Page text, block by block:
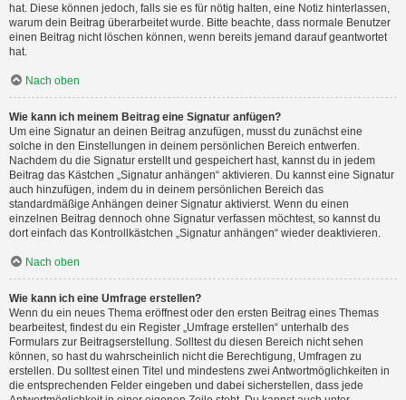
hat. Diese können jedoch, falls sie es für nötig halten, eine Notiz hinterlassen,
warum dein Beitrag überarbeitet wurde. Bitte beachte, dass normale Benutzer
einen Beitrag nicht löschen können, wenn bereits jemand darauf geantwortet
hat.
Nach oben
Wie kann ich meinem Beitrag eine Signatur anfügen?
Um eine Signatur an deinen Beitrag anzufügen, musst du zunächst eine
solche in den Einstellungen in deinem persönlichen Bereich entwerfen.
Nachdem du die Signatur erstellt und gespeichert hast, kannst du in jedem
Beitrag das Kästchen „Signatur anhängen“ aktivieren. Du kannst eine Signatur
auch hinzufügen, indem du in deinem persönlichen Bereich das
standardmäßige Anhängen deiner Signatur aktivierst. Wenn du einen
einzelnen Beitrag dennoch ohne Signatur verfassen möchtest, so kannst du
dort einfach das Kontrollkästchen „Signatur anhängen“ wieder deaktivieren.
Nach oben
Wie kann ich eine Umfrage erstellen?
Wenn du ein neues Thema eröffnest oder den ersten Beitrag eines Themas
bearbeitest, findest du ein Register „Umfrage erstellen“ unterhalb des
Formulars zur Beitragserstellung. Solltest du diesen Bereich nicht sehen
können, so hast du wahrscheinlich nicht die Berechtigung, Umfragen zu
erstellen. Du solltest einen Titel und mindestens zwei Antwortmöglichkeiten in
die entsprechenden Felder eingeben und dabei sicherstellen, dass jede